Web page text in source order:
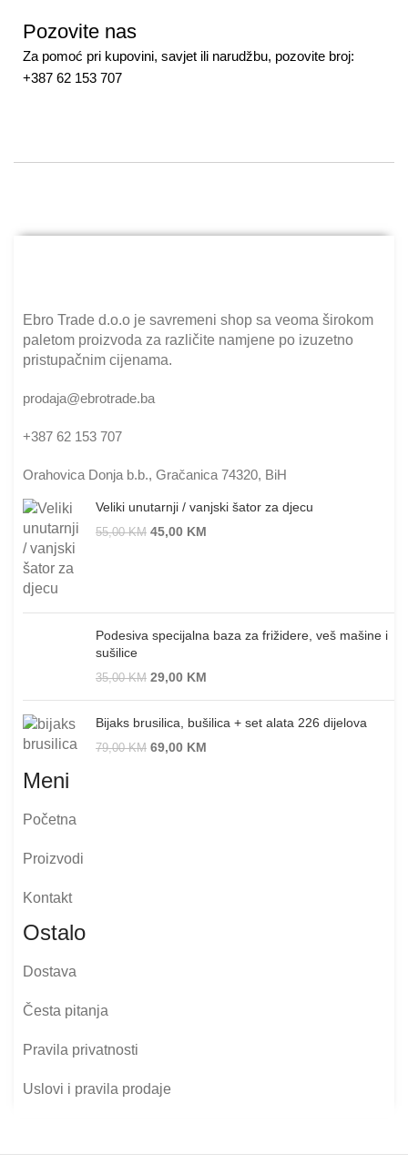
Pozovite nas
Za pomoć pri kupovini, savjet ili narudžbu, pozovite broj:
+387 62 153 707
Ebro Trade d.o.o je savremeni shop sa veoma širokom
paletom proizvoda za različite namjene po izuzetno
pristupačnim cijenama.
prodaja@ebrotrade.ba
+387 62 153 707
Orahovica Donja b.b., Gračanica 74320, BiH
Veliki unutarnji / vanjski šator za djecu
55,00KM 45,00 KM
Podesiva specijalna baza za frižidere, veš mašine i
sušilice
35,00KM 29,00 KM
Bijaks brusilica, bušilica + set alata 226 dijelova
79,00KM 69,00 KM
Meni
Početna
Proizvodi
Kontakt
Ostalo
Dostava
Česta pitanja
Pravila privatnosti
Uslovi i pravila prodaje